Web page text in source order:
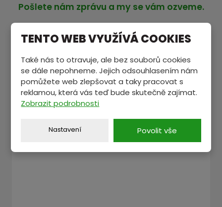
Pošlete nám zprávu a my se vám ozveme.
Jméno a příjmení *
E-mail *
Text zprávy *
TENTO WEB VYUŽÍVÁ COOKIES
Také nás to otravuje, ale bez souborů cookies
se dále nepohneme. Jejich odsouhlasením nám
pomůžete web zlepšovat a taky pracovat s
reklamou, která vás teď bude skutečně zajímat.
Zobrazit podrobnosti
Nastavení Povolit vše